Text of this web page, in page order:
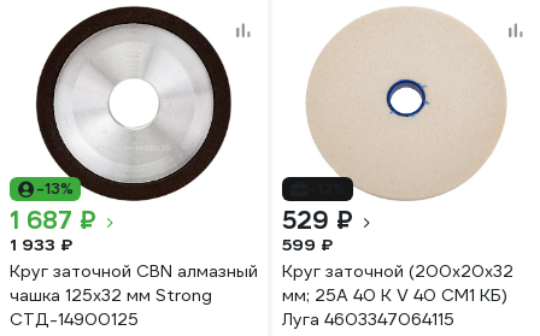
-13%
1 687 ₽
1 933 ₽
Круг заточной CBN алмазный
чашка 125х32 мм Strong
СТД-14900125
529 ₽
599 ₽
Круг заточной (200х20х32
мм; 25А 40 K V 40 СМ1 КБ)
Луга 4603347064115